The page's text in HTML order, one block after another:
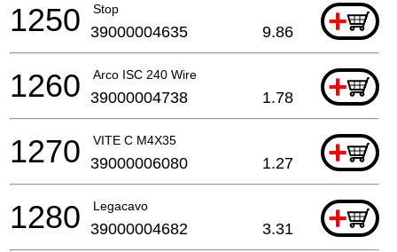
Stop +
1250 39000004635 9.86
Arco ISC 240 Wire +
1260 39000004738 1.78
VITE C M4X35 +
1270 39000006080 1.27
Legacavo +
1280 39000004682 3.31